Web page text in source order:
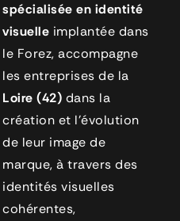
spécialisée en identité
visuelle implantée dans
le Forez, accompagne
les entreprises de la
Loire (42) dans la
création et l’évolution
de leur image de
marque, à travers des
identités visuelles
cohérentes,